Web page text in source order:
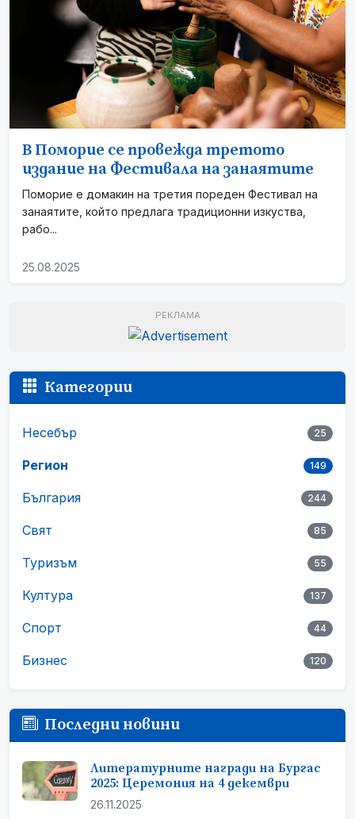
В Поморие се провежда третото
издание на Фестивала на занаятите
Поморие е домакин на третия пореден Фестивал на
занаятите, който предлага традиционни изкуства,
рабо...
25.08.2025
РЕКЛАМА
Категории
Несебър 25
Регион 149
България 244
Свят 85
Туризъм 55
Култура 137
Спорт 44
Бизнес 120
Последни новини
Литературните награди на Бургас
2025: Церемония на 4 декември
26.11.2025